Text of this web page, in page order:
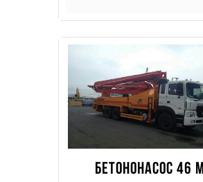
БЕТОНОНАСОС 46 М